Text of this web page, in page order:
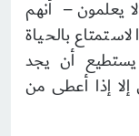
يعلمون – أنهم
بالحياة
يستطيع أن يجد
إذا أعطى من